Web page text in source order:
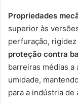
Propriedades
superior às
perfuração, rigidez
proteção contra
barreiras médias
umidade,
para a indústria de